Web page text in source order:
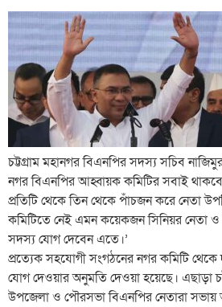
চট্টগ্রাম মহানগর বিএনপির সদস্য সচিব
নগর বিএনপির আহ্বায়ক কমিটির সবাই
প্রতিটি থেকে তিন থেকে পাঁচজন করে নেতা
কমিটিতে নেই এমন কয়েকজন সিনিয়র নেতা ও
সদস্য যোগ দেবেন এতে।’
প্রত্যেক সহযোগী সংগঠনের নগর কমিটি
যোগ দেওয়ার অনুমতি দেওয়া হয়েছে। এছাড়া
উপজেলা ও পৌরসভা বিএনপির নেতারা সভায়